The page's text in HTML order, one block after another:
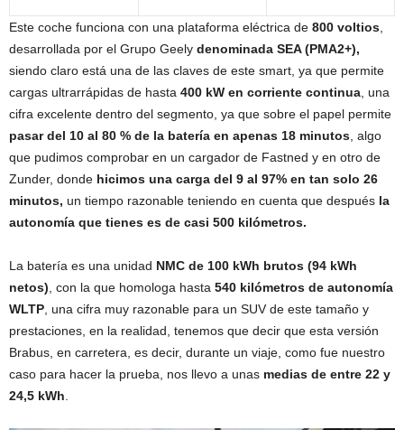
Este coche funciona con una plataforma eléctrica de 800 voltios
desarrollada por el Grupo Geely denominada SEA (PMA2+),
siendo claro está una de las claves de este smart, ya que permite
cargas ultrarrápidas de hasta 400 kW en corriente continua , una
cifra excelente dentro del segmento, ya que sobre el papel permite
pasar del 10 al 80 % de la batería en apenas 18 minutos , algo
que pudimos comprobar en un cargador de Fastned y en otro de
Zunder, donde hicimos una carga del 9 al 97% en tan solo 26
minutos, un tiempo razonable teniendo en cuenta que después la
autonomía que tienes es de casi 500 kilómetros.
La batería es una unidad NMC de 100 kWh brutos (94 kWh
netos) , con la que homologa hasta 540 kilómetros de autonomía
WLTP , una cifra muy razonable para un SUV de este tamaño y
prestaciones, en la realidad, tenemos que decir que esta versión
Brabus, en carretera, es decir, durante un viaje, como fue nuestro
caso para hacer la prueba, nos llevo a unas medias de entre 22 y
24,5 kWh